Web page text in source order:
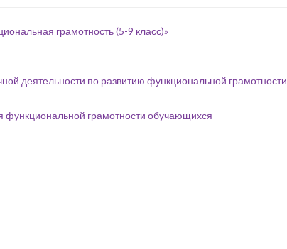
грамотность (5-9 класс)»
деятельности по развитию функциональной грамотности
грамотности обучающихся